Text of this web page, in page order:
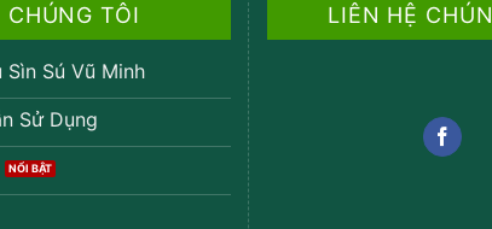
CHÚNG TÔI
Sìn Sú Vũ Minh
Sử Dụng
LIÊN HỆ